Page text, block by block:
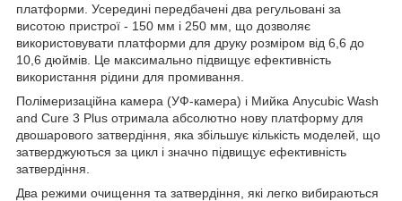
платформи. Усередині передбачені два регульовані за
висотою пристрої - 150 мм і 250 мм, що дозволяє
використовувати платформи для друку розміром від 6,6 до
10,6 дюймів. Це максимально підвищує ефективність
використання рідини для промивання.
Полімеризаційна камера (УФ-камера) і Мийка Anycubic Wash
and Cure 3 Plus отримала абсолютно нову платформу для
двошарового затвердіння, яка збільшує кількість моделей, що
затверджуються за цикл і значно підвищує ефективність
затвердіння.
Два режими очищення та затвердіння, які легко вибираються